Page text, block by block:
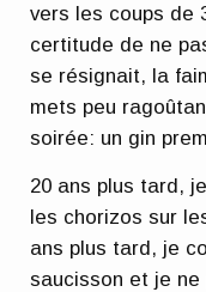
vers les coups de
certitude de ne
se résignait, la
mets peu
soirée: un gin
20 ans plus tard,
les chorizos sur
ans plus tard, je
saucisson et je